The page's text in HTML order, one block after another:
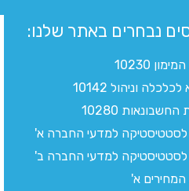
נבחרים באתר שלנו:​
10230
וניהול 10142
10280
לסטטיסטיקה למדעי החברה א'
לסטטיסטיקה למדעי החברה ב'
א'